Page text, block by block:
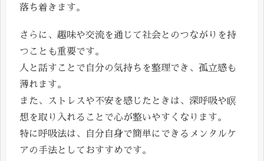
落ち着きます。
さらに、趣味や交流を通じて社会とのつながりを持
つことも重要です。
人と話すことで自分の気持ちを整理でき、孤立感も
薄れます。
また、ストレスや不安を感じたときは、深呼吸や瞑
想を取り入れることで心が整いやすくなります。
特に呼吸法は、自分自身で簡単にできるメンタルケ
アの手法としておすすめです。